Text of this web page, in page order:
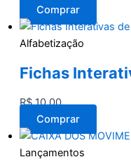
Comprar
Alfabetização
Fichas
R$10,00
Comprar
Lançamentos